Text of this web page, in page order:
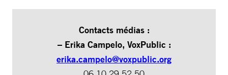
Contacts médias :
– Erika Campelo, VoxPublic :
erika.campelo@voxpublic.org